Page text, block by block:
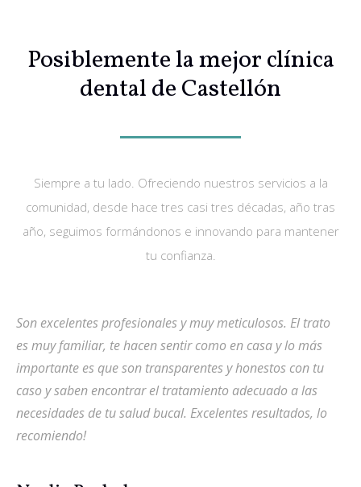
Posiblemente la mejor clínica
dental de Castellón
Siempre a tu lado. Ofreciendo nuestros servicios a la
comunidad, desde hace tres casi tres décadas, año tras
año, seguimos formándonos e innovando para mantener
tu confianza.
Son excelentes profesionales y muy meticulosos. El trato
es muy familiar, te hacen sentir como en casa y lo más
importante es que son transparentes y honestos con tu
caso y saben encontrar el tratamiento adecuado a las
necesidades de tu salud bucal. Excelentes resultados, lo
recomiendo!